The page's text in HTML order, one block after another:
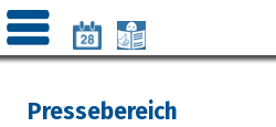
Pressebereich